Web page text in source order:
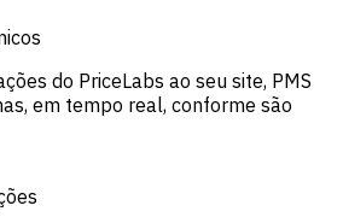
do PriceLabs ao seu site, PMS
em tempo real, conforme são